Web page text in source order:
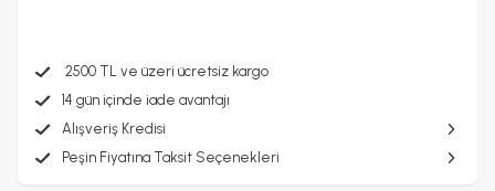
2500 TL ve üzeri ücretsiz kargo
14 gün içinde iade avantajı
Alışveriş Kredisi
Peşin Fiyatına Taksit Seçenekleri